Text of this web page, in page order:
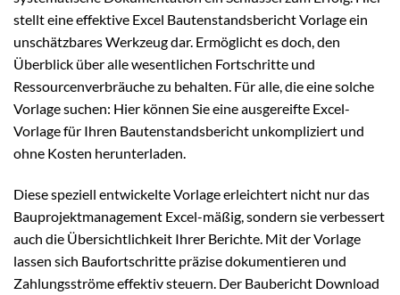
stellt eine effektive Excel Bautenstandsbericht Vorlage ein
unschätzbares Werkzeug dar. Ermöglicht es doch, den
Überblick über alle wesentlichen Fortschritte und
Ressourcenverbräuche zu behalten. Für alle, die eine solche
Vorlage suchen: Hier können Sie eine ausgereifte Excel-
Vorlage für Ihren Bautenstandsbericht unkompliziert und
ohne Kosten herunterladen.
Diese speziell entwickelte Vorlage erleichtert nicht nur das
Bauprojektmanagement Excel-mäßig, sondern sie verbessert
auch die Übersichtlichkeit Ihrer Berichte. Mit der Vorlage
lassen sich Baufortschritte präzise dokumentieren und
Zahlungsströme effektiv steuern. Der Baubericht Download